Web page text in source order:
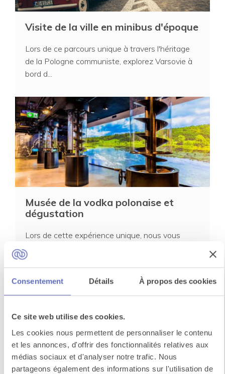
Consentement Détails À propos des cookies
Ce site web utilise des cookies.
Les cookies nous permettent de personnaliser le contenu
et les annonces, d'offrir des fonctionnalités relatives aux
médias sociaux et d'analyser notre trafic. Nous
partageons également des informations sur l'utilisation de
Visite de la ville en minibus d'époque
Lors de ce parcours unique à travers l'héritage
de la Pologne communiste, explorez Varsovie à
bord d...
Musée de la vodka polonaise et
dégustation
Lors de cette expérience unique, nous vous
découvrir l'histoi...
Voir toutes les activités à
Un événement